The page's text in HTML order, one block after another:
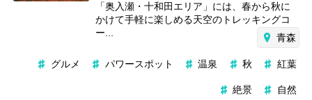
「奥入瀬・十和田エリア」には、春から秋に
かけて手軽に楽しめる天空のトレッキングコ
ー...
青森
グルメ パワースポット 温泉 秋 紅葉
絶景 自然